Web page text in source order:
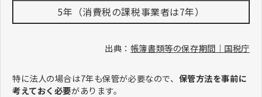
5年（消費税の課税事業者は7年）
出典： 帳簿書類等の保存期間｜国税庁
特に法人の場合は7年も保管が必要なので、 保管方法を事前に
考えておく必要があります。